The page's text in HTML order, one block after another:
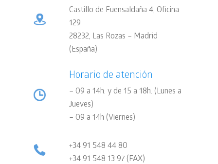
Castillo de Fuensaldaña 4, Oficina
129
28232, Las Rozas – Madrid
(España)
Horario de atención
– 09 a 14h. y de 15 a 18h. (Lunes a
Jueves)
– 09 a 14h (Viernes)
+34 91 548 44 80
+34 91 548 13 97 (FAX)